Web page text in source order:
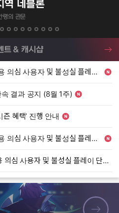
역 네블론
령의 관문
트 & 캐시샵
8/7(금) 비정상 게임 이용 의심 사용자 및 불성실 플레이 단속 안내
결과 공지 (8월 1주)
혜택’ 진행 안내
8/6(목) 비정상 게임 이용 의심 사용자 및 불성실 플레이 단속 안내
8/5(수) 비정상 게임 이용 의심 사용자 및 불성실 플레이 단속 안내
있니?